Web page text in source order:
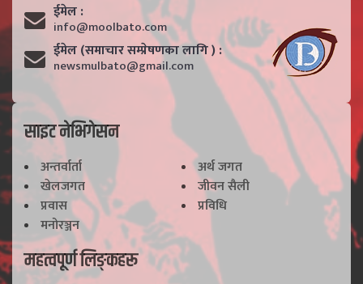
ईमेल :
info@moolbato.com
ईमेल (समाचार सम्प्रेषणका लागि ) :
newsmulbato@gmail.com
साइट नेभिगेसन
अन्तर्वार्ता
अर्थ जगत
खेलजगत
जीवन सैली
प्रवास
प्रविधि
मनोरञ्जन
महत्वपूर्ण लिङ्कहरू